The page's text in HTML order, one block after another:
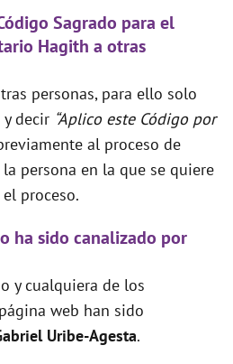
Sagrado para el
Hagith a otras
personas, para ello solo
decir “Aplico este Código por
al proceso de
persona en la que se quiere
proceso.
ha sido canalizado por
y cualquiera de los
web han sido
Uribe-Agesta.